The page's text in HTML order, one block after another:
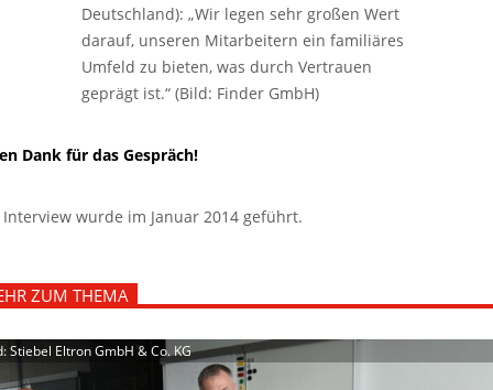
Deutschland): „Wir legen sehr großen Wert
darauf, unseren Mitarbeitern ein familiäres
Umfeld zu bieten, was durch Vertrauen
geprägt ist.“ (Bild: Finder GmbH)
Dank für das Gespräch!
Interview wurde im Januar 2014 geführt.
ZUM THEMA
Stiebel Eltron GmbH & Co. KG